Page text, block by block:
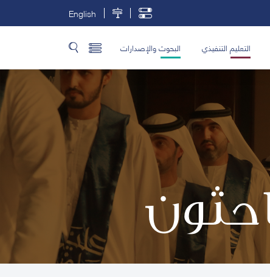
English
التعليم التنفيذي البحوث والإصدارات